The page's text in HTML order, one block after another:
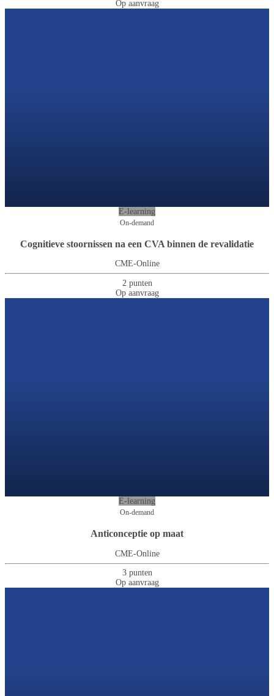
Op aanvraag
E-learning
On-demand
Cognitieve stoornissen na een CVA binnen de revalidatie
CME-Online
2 punten
Op aanvraag
E-learning
On-demand
Anticonceptie op maat
CME-Online
3 punten
Op aanvraag